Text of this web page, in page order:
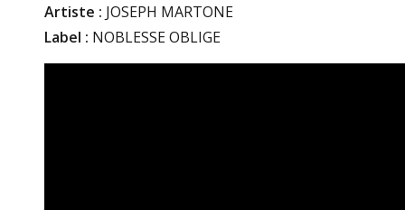
Artiste : JOSEPH MARTONE
Label : NOBLESSE OBLIGE